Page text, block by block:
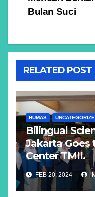
Bulan Suci
RELATED POST
HUMAS
Bilingual
Jakarta Goes
Center TMII.
FEB 20, 2024